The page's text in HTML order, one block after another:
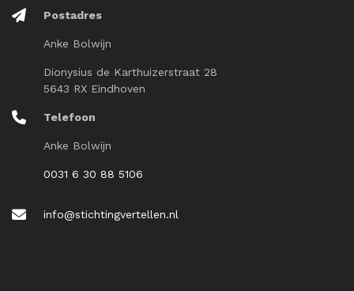
Postadres
Anke Bolwijn
Dionysius de Karthuizerstraat 28
5643 RX Eindhoven
Telefoon
Anke Bolwijn
0031 6 30 88 5106
info@stichtingvertellen.nl